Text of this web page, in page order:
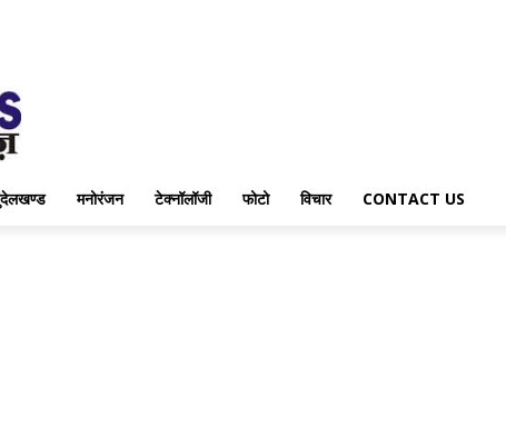
मनोरंजन टेक्नॉलॉजी फोटो विचार CONTACT US